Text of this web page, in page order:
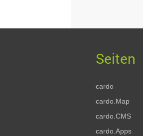
cardo
cardo.Map
cardo.CMS
cardo.Apps